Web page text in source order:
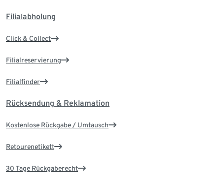
Filialabholung
Click & Collect
Filialreservierung
Filialfinder
Rücksendung & Reklamation
Kostenlose Rückgabe / Umtausch
Retourenetikett
30 Tage Rückgaberecht